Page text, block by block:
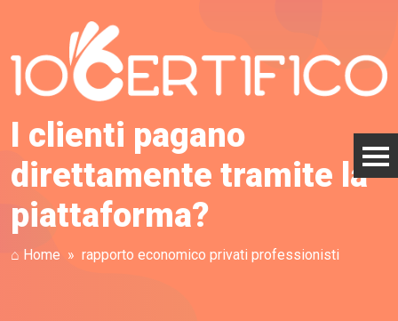
I clienti pagano
direttamente tramite la
piattaforma?
⌂ Home rapporto economico privati professionisti